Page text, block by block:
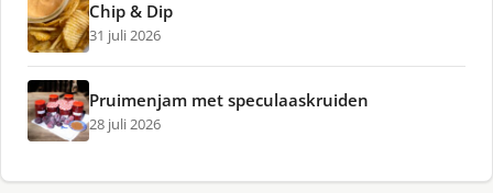
Chip & Dip
31 juli 2026
Pruimenjam met speculaaskruiden
28 juli 2026